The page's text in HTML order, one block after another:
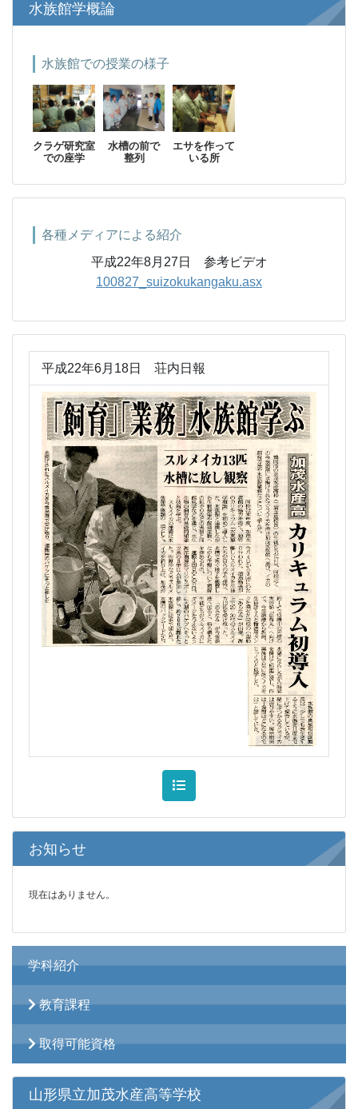
お知らせ
現在はありません。
学科紹介
教育課程
取得可能資格
水族館学概論
水族館での授業の様子
クラゲ研究室
での座学
水槽の前で
整列
エサを作って
いる所
各種メディアによる紹介
平成22年8月27日 参考ビデオ
100827_suizokukangaku.asx
平成22年6月18日 荘内日報
山形県立加茂水産高等学校